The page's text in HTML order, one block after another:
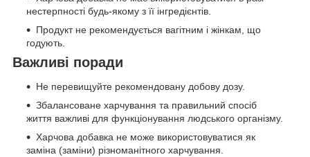
нестерпності будь-якому з її інгредієнтів.
Продукт не рекомендується вагітним і жінкам, що
годують.
Важливі поради
Не перевищуйте рекомендовану добову дозу.
Збалансоване харчування та правильний спосіб
життя важливі для функціонування людського організму.
Харчова добавка не може використовуватися як
заміна (заміни) різноманітного харчування.